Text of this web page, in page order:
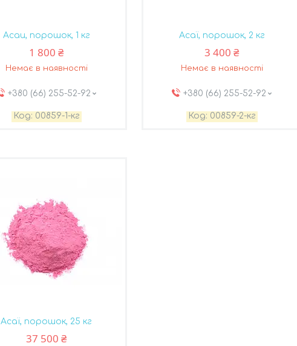
Асаи, порошок, 1 кг
1 800 ₴
Немає в наявності
+380 (66) 255-52-92
00859-1-кг
Асаї, порошок, 2 кг
3 400 ₴
Немає в наявності
+380 (66) 255-52-92
00859-2-кг
Асаї, порошок, 25 кг
37 500 ₴